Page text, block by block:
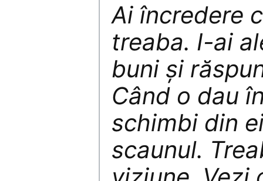
Ai încredere
treaba. I-ai
buni şi
Când o dau
schimbi din
scaunul.